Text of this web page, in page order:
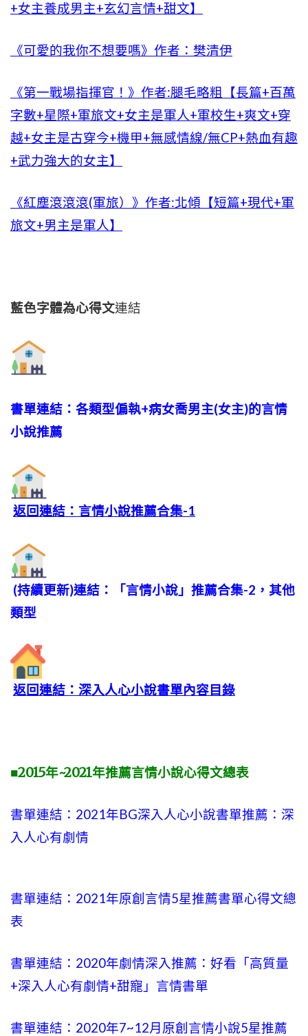
+女主養成男主+玄幻言情+甜文】
《可愛的我你不想要嗎》作者：樊清伊
《第一戰場指揮官！》作者:腿毛略粗【長篇+百萬
字數+星際+軍旅文+女主是軍人+軍校生+爽文+穿
越+女主是古穿今+機甲+無感情線/無CP+熱血有趣
+武力強大的女主】
《紅塵滾滾滾(軍旅）》作者:北傾【短篇+現代+軍
旅文+男主是軍人】
藍色字體為心得文連結
書單連結：各類型偏執+病女喬男主(女主)的言情
小說推薦
返回連結：言情小說推薦合集-1
(持續更新)連結：「言情小說」推薦合集-2，其他
類型
返回連結：深入人心小說書單內容目錄
■2015年~2021年推薦言情小說心得文總表
書單連結：2021年BG深入人心小說書單推薦：深
入人心有劇情
書單連結：2021年原創言情5星推薦書單心得文總
表
書單連結：2020年劇情深入推薦：好看「高質量
+深入人心有劇情+甜寵」言情書單
書單連結：2020年7~12月原創言情小說5星推薦